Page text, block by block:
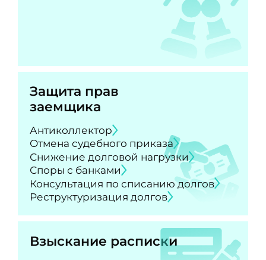
Защита прав
заемщика
Антиколлектор
Отмена судебного приказа
Снижение долговой нагрузки
Споры с банками
Консультация по списанию долгов
Реструктуризация долгов
Взыскание расписки